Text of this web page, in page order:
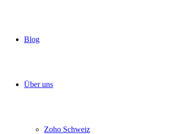
Blog
Über uns
Zoho Schweiz